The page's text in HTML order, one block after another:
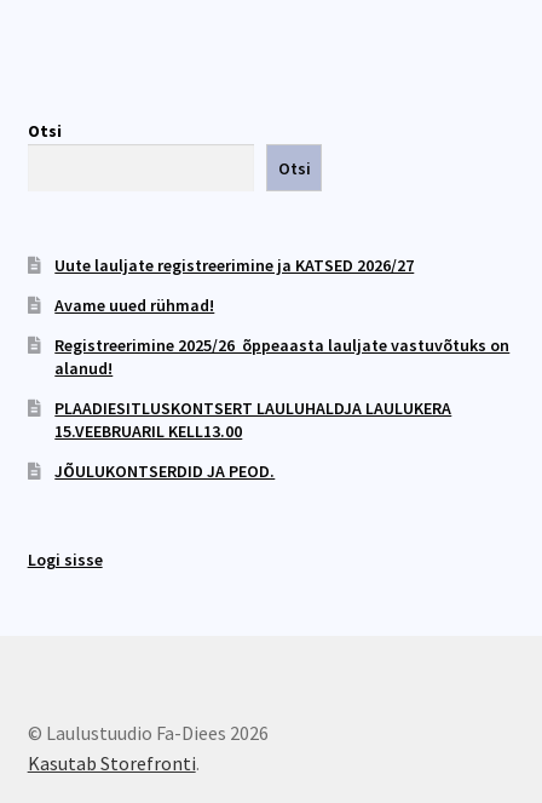
Otsi
Otsi
Uute lauljate registreerimine ja KATSED 2026/27
Avame uued rühmad!
Registreerimine 2025/26 õppeaasta lauljate vastuvõtuks on
alanud!
PLAADIESITLUSKONTSERT LAULUHALDJA LAULUKERA
15.VEEBRUARIL KELL13.00
JÕULUKONTSERDID JA PEOD.
Logi sisse
© Laulustuudio Fa-Diees 2026
Kasutab Storefronti.